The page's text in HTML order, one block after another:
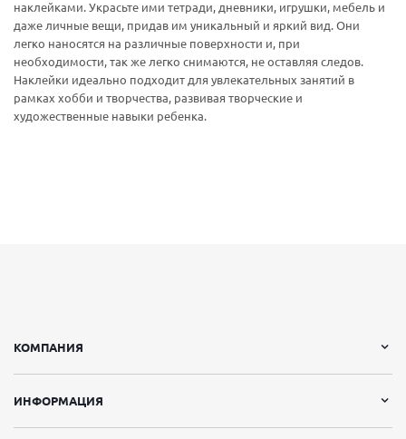
наклейками. Украсьте ими тетради, дневники, игрушки, мебель и
даже личные вещи, придав им уникальный и яркий вид. Они
легко наносятся на различные поверхности и, при
необходимости, так же легко снимаются, не оставляя следов.
Наклейки идеально подходит для увлекательных занятий в
рамках хобби и творчества, развивая творческие и
художественные навыки ребенка.
КОМПАНИЯ
ИНФОРМАЦИЯ